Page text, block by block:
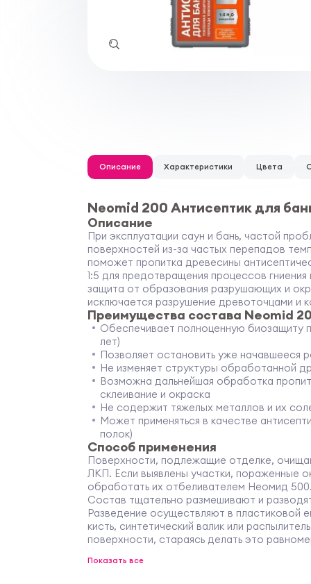
Описание Характеристики Цвета
Neomid 200 Антисептик для
Описание
При эксплуатации саун и бань, частой
поверхностей из-за частых перепадов
поможет пропитка древесины
1:5 для предотвращения процессов
защита от образования разрушающих и
исключается разрушение древоточцами и
Преимущества состава Neomid
Обеспечивает полноценную биозащиту
лет)
Позволяет остановить уже начавшееся
Не изменяет структуры обработанной
Возможна дальнейшая обработка
склеивание и окраска
Не содержит тяжелых металлов и их
Может применяться в качестве
полок)
Способ применения
Поверхности, подлежащие отделке,
ЛКП. Если выявлены участки, пораженные
обработать их отбеливателем Неомид 500.
Состав тщательно размешивают и
Разведение осуществляют в пластиковой
кисть, синтетический валик или
поверхности, стараясь делать это
высыхания (24 часа, при температуре +16/
Показать все